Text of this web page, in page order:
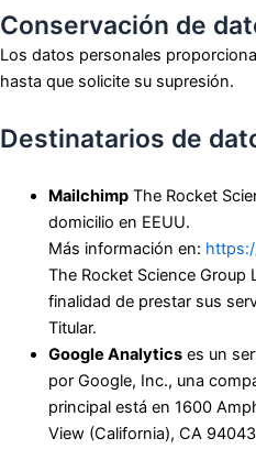
Conservación de
Los datos personales
hasta que solicite su supresión.
Destinatarios de
MailchimpThe Rocket
domicilio en EEUU.
Más información en:
The Rocket Science
finalidad de prestar sus
Titular.
Google Analyticses un
por Google, Inc., una
principal está en 1600
View (California), CA